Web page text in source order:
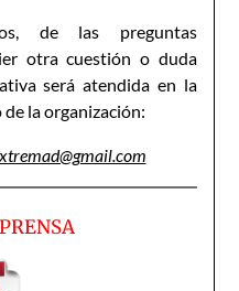
de las preguntas
otra cuestión o duda
será atendida en la
la organización: